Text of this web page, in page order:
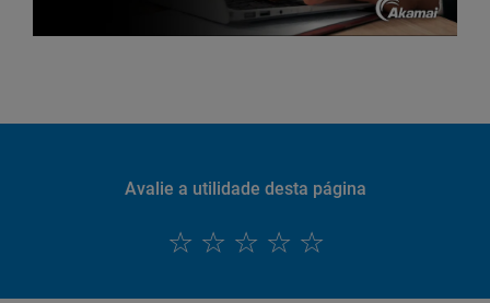
Avalie a utilidade desta página